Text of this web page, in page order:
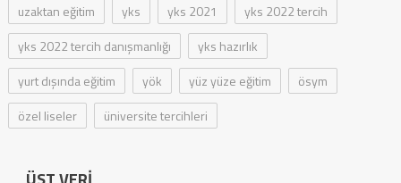
uzaktan eğitim
yks yks 2021
yks 2022 tercih
yks 2022 tercih danışmanlığı
yks hazırlık
yurt dışında eğitim
yök yüz yüze eğitim
ösym
özel liseler
üniversite tercihleri